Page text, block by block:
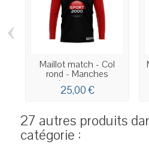
Maillot match - Col
rond - Manches
longues...
25,00 €
‹
27 autres produits
catégorie :